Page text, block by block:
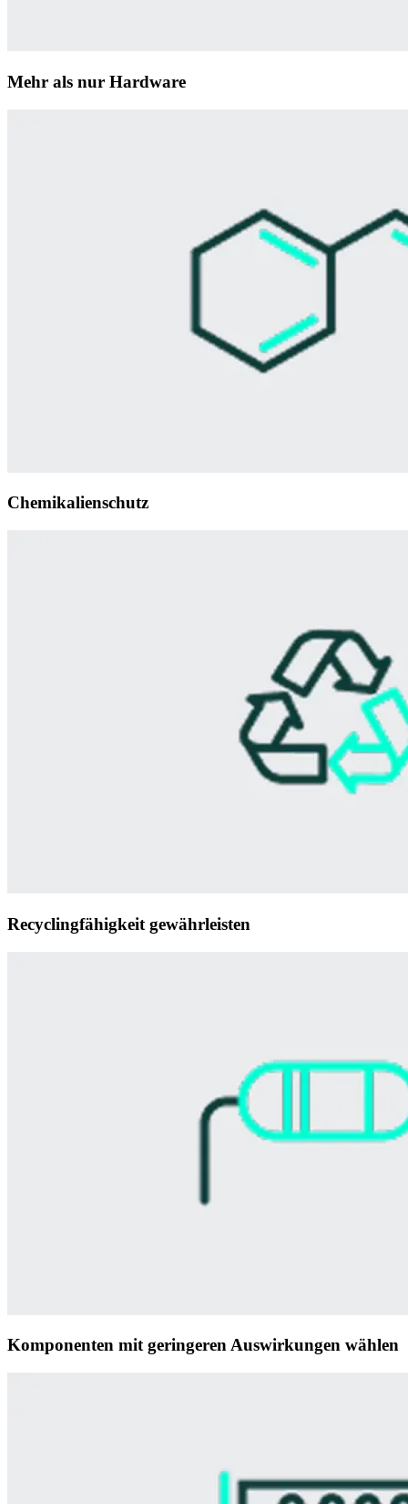
Mehr als nur Hardware
Chemikalienschutz
Recyclingfähigkeit gewährleisten
Komponenten mit geringeren Auswirkungen wählen